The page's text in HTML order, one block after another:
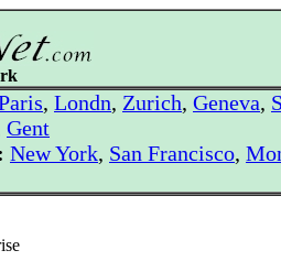
, Londn, Zurich, Geneva,
Gent
New York, San Francisco,